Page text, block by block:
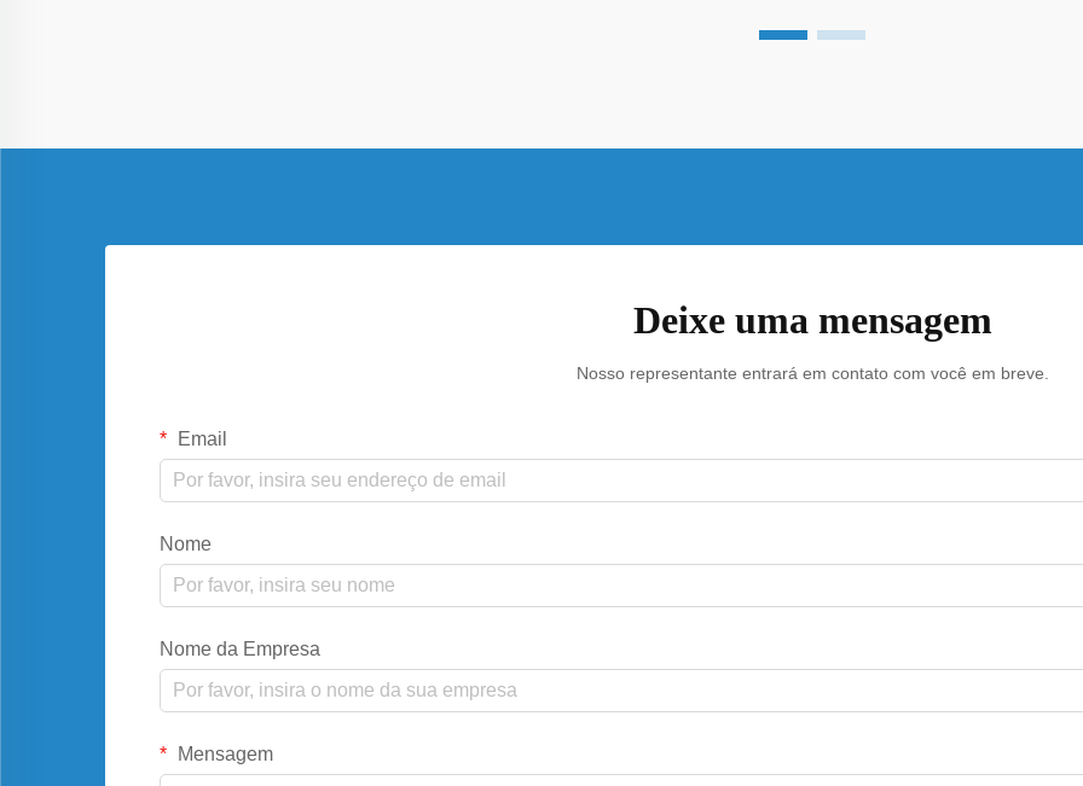
Deixe uma mensagem
Nosso representante entrará em contato com você em breve.
Email
Nome
Nome da Empresa
Mensagem